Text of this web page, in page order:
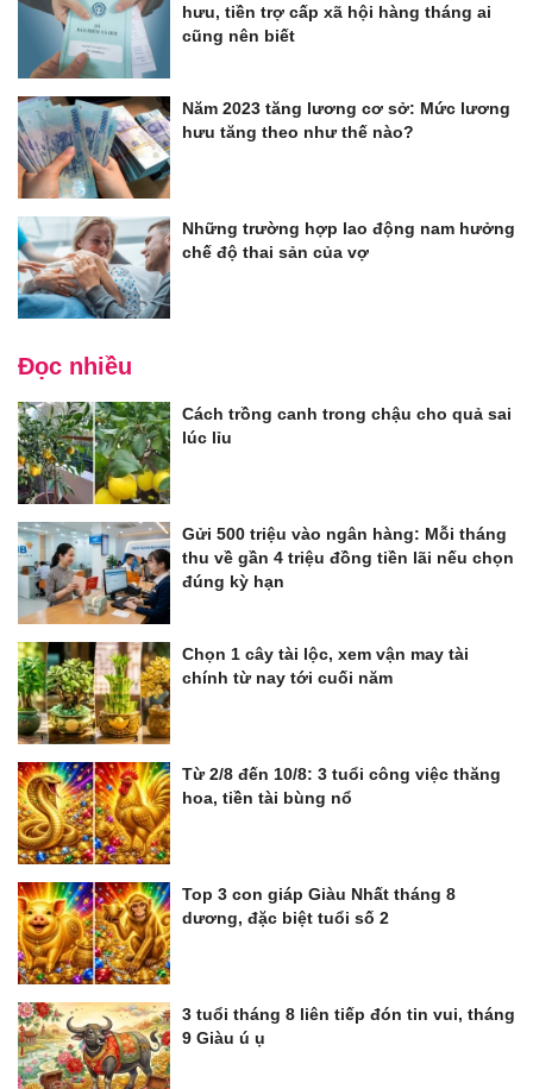
hưu, tiền trợ cấp xã hội hàng tháng ai
cũng nên biết
Năm 2023 tăng lương cơ sở: Mức lương
hưu tăng theo như thế nào?
Những trường hợp lao động nam hưởng
chế độ thai sản của vợ
Đọc nhiều
Cách trồng canh trong chậu cho quả sai
lúc lỉu
Gửi 500 triệu vào ngân hàng: Mỗi tháng
thu về gần 4 triệu đồng tiền lãi nếu chọn
đúng kỳ hạn
Chọn 1 cây tài lộc, xem vận may tài
chính từ nay tới cuối năm
Từ 2/8 đến 10/8: 3 tuổi công việc thăng
hoa, tiền tài bùng nổ
Top 3 con giáp Giàu Nhất tháng 8
dương, đặc biệt tuổi số 2
3 tuổi tháng 8 liên tiếp đón tin vui, tháng
9 Giàu ú ụ